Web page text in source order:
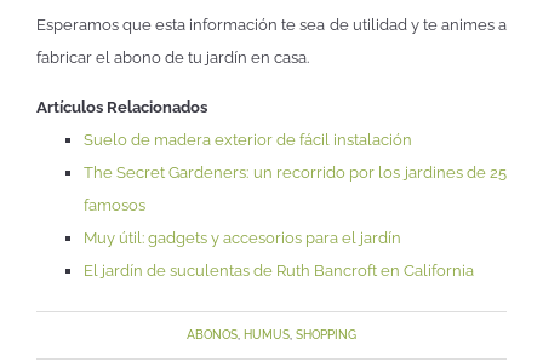
Esperamos que esta información te sea de utilidad y te animes a
fabricar el abono de tu jardín en casa.
Artículos Relacionados
Suelo de madera exterior de fácil instalación
The Secret Gardeners: un recorrido por los jardines de 25
famosos
Muy útil: gadgets y accesorios para el jardín
El jardín de suculentas de Ruth Bancroft en California
ABONOS HUMUS SHOPPING